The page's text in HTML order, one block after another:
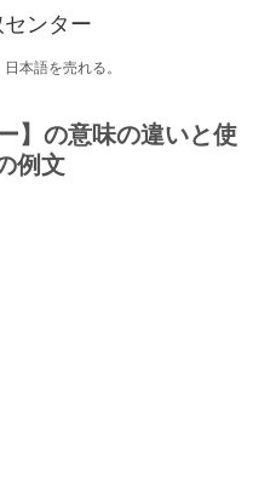
ンター
本語を売れる。
】の意味の違いと使
例文